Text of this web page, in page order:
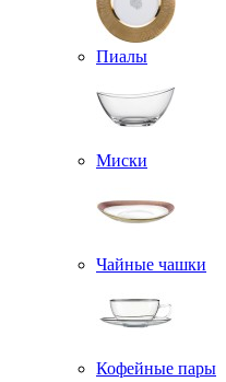
Пиалы
Миски
Чайные чашки
Кофейные пары